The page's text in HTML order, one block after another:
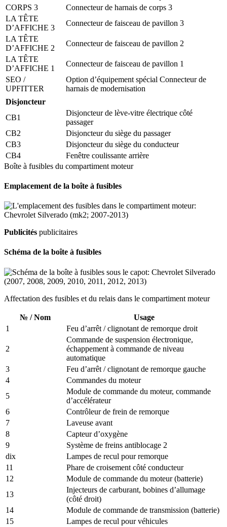
CORPS 3
Connecteur de harnais de corps 3
LA TÊTE
D’AFFICHE 3
Connecteur de faisceau de pavillon 3
LA TÊTE
D’AFFICHE 2
Connecteur de faisceau de pavillon 2
LA TÊTE
D’AFFICHE 1
Connecteur de faisceau de pavillon 1
SEO /
UPFITTER
Option d’équipement spécial Connecteur de
harnais de modernisation
Disjoncteur
CB1
Disjoncteur de lève-vitre électrique côté
passager
CB2
Disjoncteur du siège du passager
CB3
Disjoncteur du siège du conducteur
CB4
Fenêtre coulissante arrière
Boîte à fusibles du compartiment moteur
Emplacement de la boîte à fusibles
Publicités publicitaires
Schéma de la boîte à fusibles
Affectation des fusibles et du relais dans le compartiment moteur
№ / Nom
Usage
1
Feu d’arrêt / clignotant de remorque droit
2
Commande de suspension électronique,
échappement à commande de niveau
automatique
3
Feu d’arrêt / clignotant de remorque gauche
4
Commandes du moteur
5
Module de commande du moteur, commande
d’accélérateur
6
Contrôleur de frein de remorque
7
Laveuse avant
8
Capteur d’oxygène
9
Système de freins antiblocage 2
dix
Lampes de recul pour remorque
11
Phare de croisement côté conducteur
12
Module de commande du moteur (batterie)
13
Injecteurs de carburant, bobines d’allumage
(côté droit)
14
Module de commande de transmission (batterie)
15
Lampes de recul pour véhicules